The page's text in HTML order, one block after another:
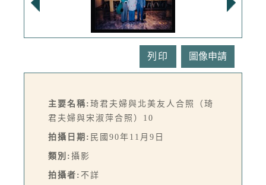
列印
主要名稱: 琦君夫婦與北美友人合照（琦
君夫婦與宋淑萍合照）10
拍攝日期: 民國90年11月9日
類別: 攝影
拍攝者: 不詳